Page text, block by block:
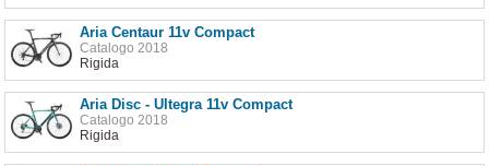
Aria Centaur 11v Compact
Catalogo 2018
Rigida
Aria Disc - Ultegra 11v Compact
Catalogo 2018
Rigida